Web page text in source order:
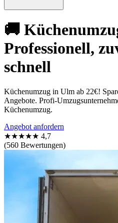
🚚
Professionell,
schnell
Küchenumzug in Ulm ab 22€!
Angebote. Profi-
Küchenumzug.
Angebot anfordern
★★★★★ 4,7
(560 Bewertungen)